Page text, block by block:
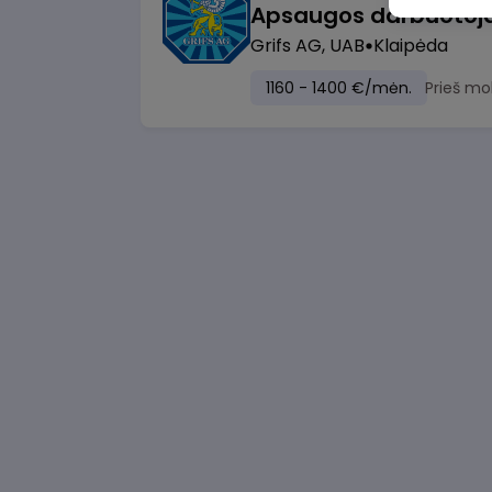
Grifs AG, UAB Klaipėda
1160 - 1400 €/mėn. Prieš